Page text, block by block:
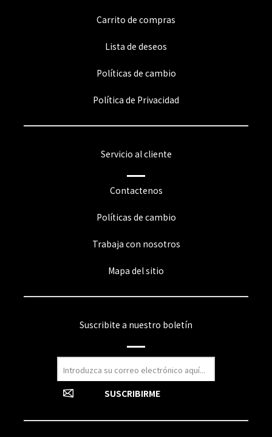
Carrito de compras
Lista de deseos
Políticas de cambio
Política de Privacidad
Servicio al cliente
Contactenos
Políticas de cambio
Trabaja con nosotros
Mapa del sitio
Suscribite a nuestro boletín